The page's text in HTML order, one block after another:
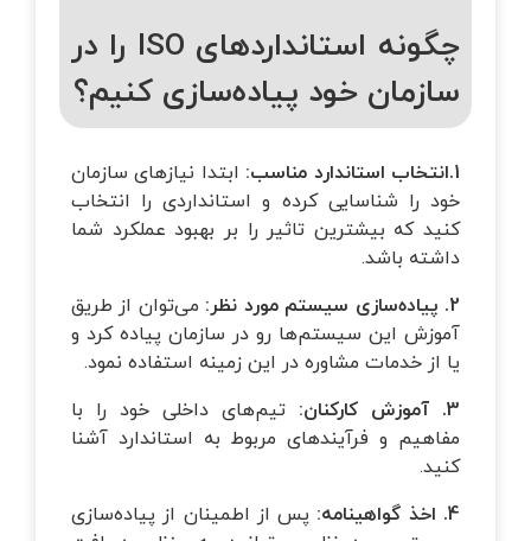
چگونه استانداردهای ISO را در
سازمان خود پیاده‌سازی کنیم؟
1.انتخاب استاندارد مناسب:
ابتدا نیازهای سازمان
خود را شناسایی کرده و استانداردی را انتخاب
کنید که بیشترین تاثیر را بر بهبود عملکرد شما
داشته باشد.
2. پیاده‌سازی سیستم مورد نظر:
می‌توان از طریق
آموزش این سیستم‌ها رو در سازمان پیاده کرد و
یا از خدمات مشاوره در این زمینه استفاده نمود.
3. آموزش کارکنان:
تیم‌های داخلی خود را با
مفاهیم و فرآیندهای مربوط به استاندارد آشنا
کنید.
4. اخذ گواهینامه:
پس از اطمینان از پیاده‌سازی